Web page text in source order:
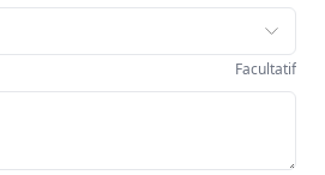
Facultatif